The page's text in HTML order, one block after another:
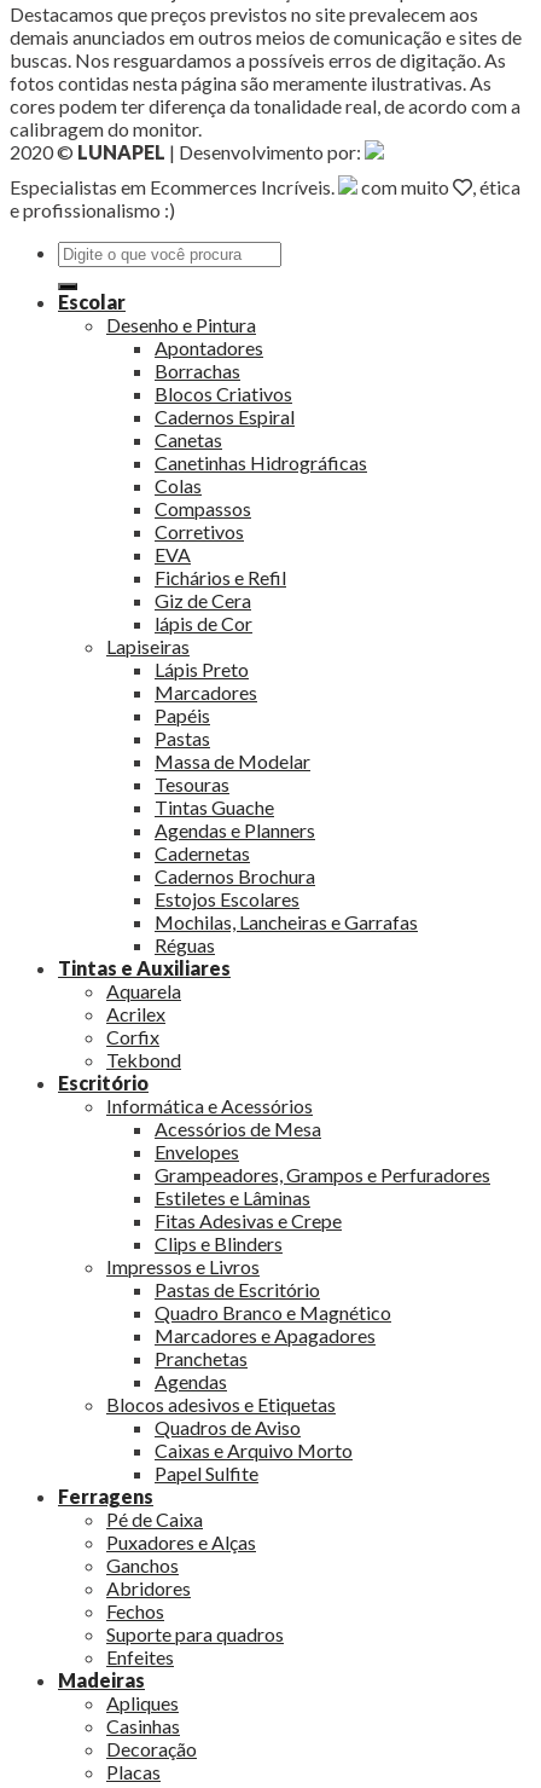
Destacamos que preços previstos no site prevalecem aos
demais anunciados em outros meios de comunicação e sites de
buscas. Nos resguardamos a possíveis erros de digitação. As
fotos contidas nesta página são meramente ilustrativas. As
cores podem ter diferença da tonalidade real, de acordo com a
calibragem do monitor.
2020 © LUNAPEL | Desenvolvimento por:
Especialistas em Ecommerces Incríveis.
com muito
, ética
e profissionalismo :)
Pesquisar
por:
Escolar
Desenho e Pintura
Apontadores
Borrachas
Blocos Criativos
Cadernos Espiral
Canetas
Canetinhas Hidrográficas
Colas
Compassos
Corretivos
EVA
Fichários e Refil
Giz de Cera
lápis de Cor
Lapiseiras
Lápis Preto
Marcadores
Papéis
Pastas
Massa de Modelar
Tesouras
Tintas Guache
Agendas e Planners
Cadernetas
Cadernos Brochura
Estojos Escolares
Mochilas, Lancheiras e Garrafas
Réguas
Tintas e Auxiliares
Aquarela
Acrilex
Corfix
Tekbond
Escritório
Informática e Acessórios
Acessórios de Mesa
Envelopes
Grampeadores, Grampos e Perfuradores
Estiletes e Lâminas
Fitas Adesivas e Crepe
Clips e Blinders
Impressos e Livros
Pastas de Escritório
Quadro Branco e Magnético
Marcadores e Apagadores
Pranchetas
Agendas
Blocos adesivos e Etiquetas
Quadros de Aviso
Caixas e Arquivo Morto
Papel Sulfite
Ferragens
Pé de Caixa
Puxadores e Alças
Ganchos
Abridores
Fechos
Suporte para quadros
Enfeites
Madeiras
Apliques
Casinhas
Decoração
Placas